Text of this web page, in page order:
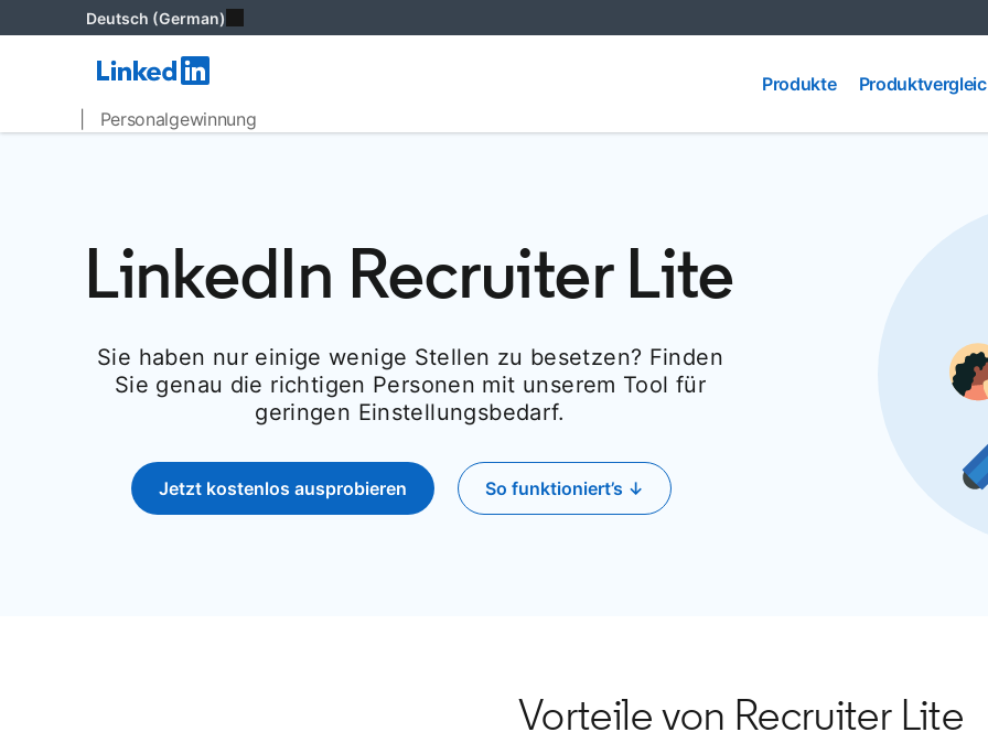
Deutsch (German)
| Personalgewinnung
Produkte
Produkte
LinkedIn Recruiter Lite
Sie haben nur einige wenige Stellen zu besetzen? Finden
Sie genau die richtigen Personen mit unserem Tool für
geringen Einstellungsbedarf.
Jetzt kostenlos ausprobieren
opens in a new tab So funktioniert’s ↓
Vorteile von Recruiter Lite